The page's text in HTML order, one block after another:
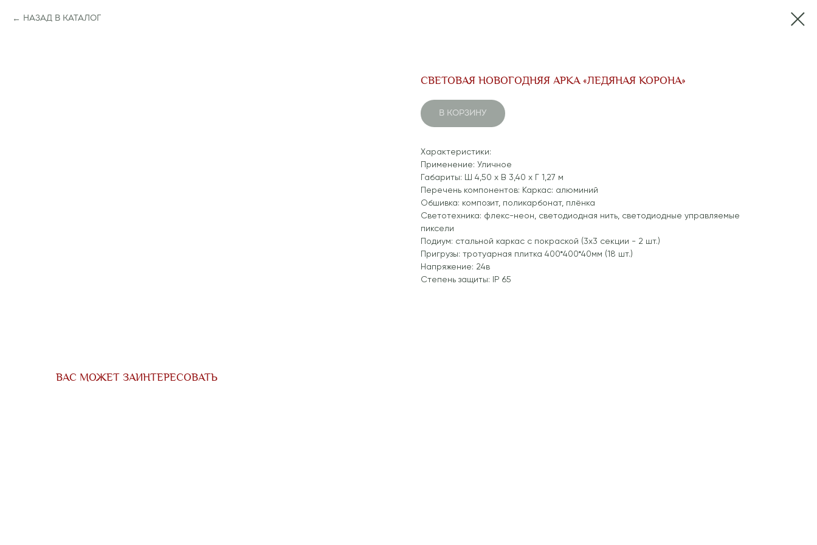
НАЗАД В КАТАЛОГ
СВЕТОВАЯ НОВОГОДНЯЯ АРКА «ЛЕДЯНАЯ КОРОНА»
В КОРЗИНУ
Характеристики:
Применение: Уличное
Габариты: Ш 4,50 x В 3,40 x Г 1,27 м
Перечень компонентов: Каркас: алюминий
Обшивка: композит, поликарбонат, плёнка
Светотехника: флекс-неон, светодиодная нить, светодиодные управляемые
пиксели
Подиум: стальной каркас с покраской (3x3 секции - 2 шт.)
Пригрузы: тротуарная плитка 400*400*40мм (18 шт.)
Напряжение: 24в
Степень защиты: IP 65
ВАС МОЖЕТ ЗАИНТЕРЕСОВАТЬ